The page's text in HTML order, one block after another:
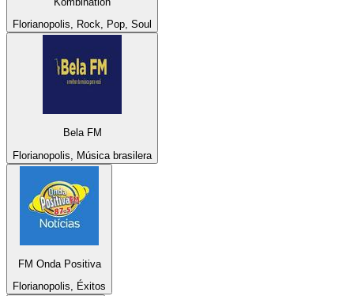
Florianopolis, Rock, Pop, Soul
Bela FM
Florianopolis, Música brasilera
FM Onda Positiva
Florianopolis, Éxitos